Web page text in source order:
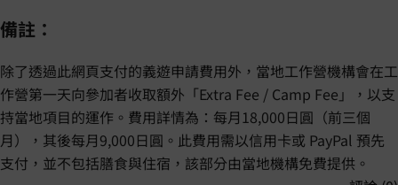
備註：
除了透過此網頁支付的義遊申請費用外，當地工作營機構會在工
作營第一天向參加者收取額外「Extra Fee / Camp Fee」，以支
持當地項目的運作。費用詳情為：每月18,000日圓（前三個
月），其後每月9,000日圓。此費用需以信用卡或 PayPal 預先
支付，並不包括膳食與住宿，該部分由當地機構免費提供。